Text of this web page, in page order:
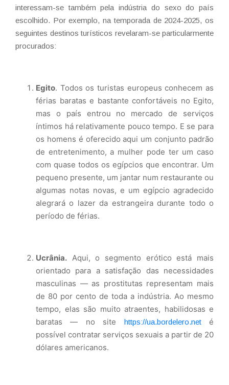
interessam-se também pela indústria do sexo do país
escolhido. Por exemplo, na temporada de 2024-2025, os
seguintes destinos turísticos revelaram-se particularmente
procurados:
Egito. Todos os turistas europeus conhecem as
férias baratas e bastante confortáveis no Egito,
mas o país entrou no mercado de serviços
íntimos há relativamente pouco tempo. E se para
os homens é oferecido aqui um conjunto padrão
de entretenimento, a mulher pode ter um caso
com quase todos os egípcios que encontrar. Um
pequeno presente, um jantar num restaurante ou
algumas notas novas, e um egípcio agradecido
alegrará o lazer da estrangeira durante todo o
período de férias.
Ucrânia. Aqui, o segmento erótico está mais
orientado para a satisfação das necessidades
masculinas — as prostitutas representam mais
de 80 por cento de toda a indústria. Ao mesmo
tempo, elas são muito atraentes, habilidosas e
baratas — no site https://ua.bordelero.neté
possível contratar serviços sexuais a partir de 20
dólares americanos.